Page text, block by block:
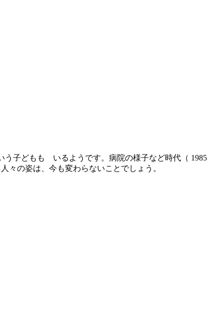
子どもも いるようです。病院の様子など時代（ 1985
々の姿は、今も変わらないことでしょう。